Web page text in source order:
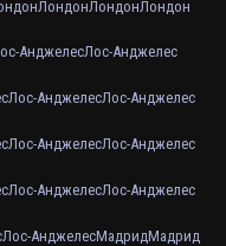
ЛондонЛондонЛондон
АнджелесЛос-Анджелес
Лос-АнджелесЛос-Анджелес
Лос-АнджелесЛос-Анджелес
Лос-АнджелесЛос-Анджелес
Лос-АнджелесМадридМадрид